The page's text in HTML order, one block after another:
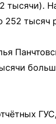
тысячи).
252 тысяч